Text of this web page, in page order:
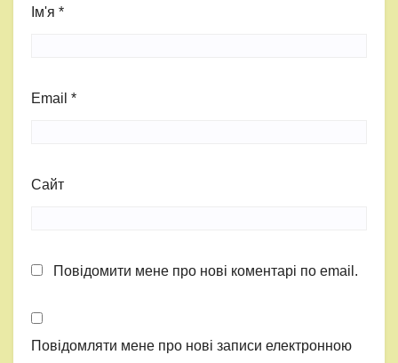
Ім'я *
Email *
Сайт
Повідомити мене про нові коментарі по email.
Повідомляти мене про нові записи електронною